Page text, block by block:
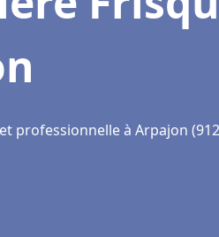
professionnelle à Arpajon